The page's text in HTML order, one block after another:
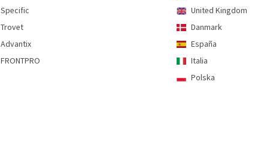
Specific
Trovet
Advantix
FRONTPRO
United Kingdom
Danmark
España
Italia
Polska